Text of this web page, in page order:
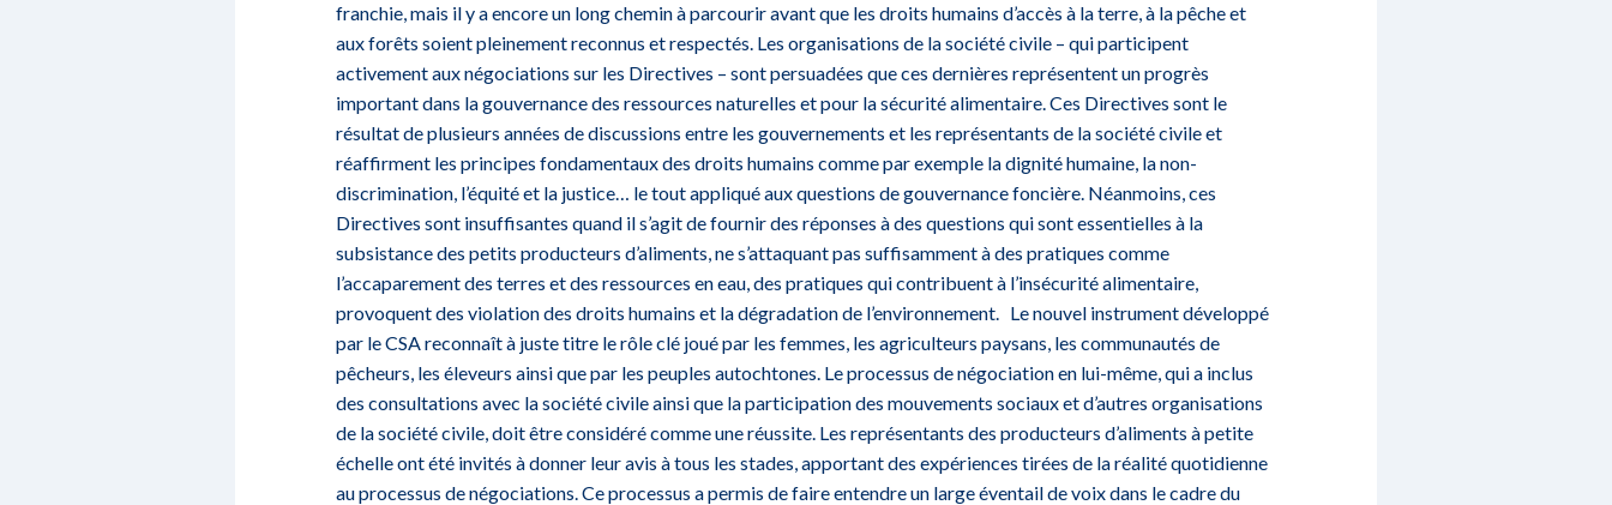
franchie, mais il y a encore un long chemin à parcourir avant que les droits humains d’accès à la terre, à la pêche et
aux forêts soient pleinement reconnus et respectés. Les organisations de la société civile – qui participent
activement aux négociations sur les Directives – sont persuadées que ces dernières représentent un progrès
important dans la gouvernance des ressources naturelles et pour la sécurité alimentaire. Ces Directives sont le
résultat de plusieurs années de discussions entre les gouvernements et les représentants de la société civile et
réaffirment les principes fondamentaux des droits humains comme par exemple la dignité humaine, la non-
discrimination, l’équité et la justice… le tout appliqué aux questions de gouvernance foncière. Néanmoins, ces
Directives sont insuffisantes quand il s’agit de fournir des réponses à des questions qui sont essentielles à la
subsistance des petits producteurs d’aliments, ne s’attaquant pas suffisamment à des pratiques comme
l’accaparement des terres et des ressources en eau, des pratiques qui contribuent à l’insécurité alimentaire,
provoquent des violation des droits humains et la dégradation de l’environnement. Le nouvel instrument développé
par le CSA reconnaît à juste titre le rôle clé joué par les femmes, les agriculteurs paysans, les communautés de
pêcheurs, les éleveurs ainsi que par les peuples autochtones. Le processus de négociation en lui-même, qui a inclus
des consultations avec la société civile ainsi que la participation des mouvements sociaux et d’autres organisations
de la société civile, doit être considéré comme une réussite. Les représentants des producteurs d’aliments à petite
échelle ont été invités à donner leur avis à tous les stades, apportant des expériences tirées de la réalité quotidienne
au processus de négociations. Ce processus a permis de faire entendre un large éventail de voix dans le cadre du